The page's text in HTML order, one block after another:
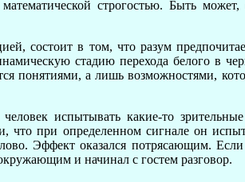
строгостью. Быть
состоит в том, что разум
стадию перехода белого в
понятиями, а лишь возможностями,
испытывать какие-то
что при определенном сигнале он
Эффект оказался потрясающим.
и начинал с гостем разговор.